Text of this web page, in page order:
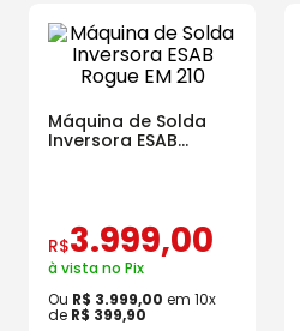
Máquina de Solda
Inversora ESAB
R$3.999,00
à vista no Pix
Ou R$ 3.999,00 em 10x
de R$ 399,90